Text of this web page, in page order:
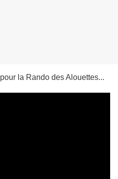
pour la Rando des Alouettes...